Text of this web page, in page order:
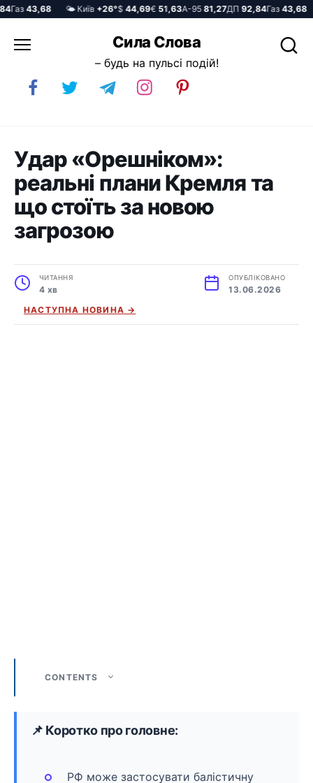
43,68 🌤️ Київ+26°$44,69€51,63А-9581,27ДП92,84Газ43,68
до
Сила Слова
– будь на пульсі подій!
Удар «Орешніком»:
реальні плани Кремля та
що стоїть за новою
загрозою
ЧИТАННЯ
4 хв
ОПУБЛІКОВАНО
13.06.2026
НАСТУПНА НОВИНА →
CONTENTS
📌 Коротко про головне:
РФ може застосувати балістичну